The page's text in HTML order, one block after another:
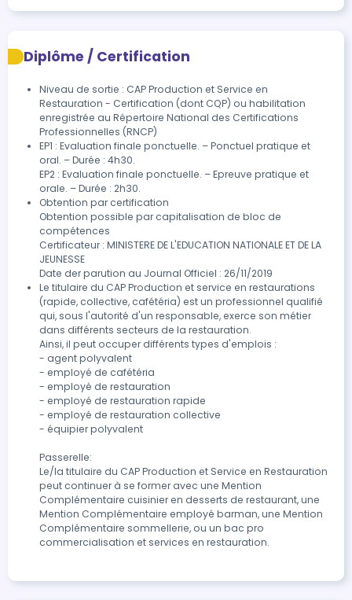
Diplôme / Certification
Niveau de sortie : CAP Production et Service en
Restauration - Certification (dont CQP) ou habilitation
enregistrée au Répertoire National des Certifications
Professionnelles (RNCP)
EP1 : Evaluation finale ponctuelle. – Ponctuel pratique et
oral. – Durée : 4h30.
EP2 : Evaluation finale ponctuelle. – Epreuve pratique et
orale. – Durée : 2h30.
Obtention par certification
Obtention possible par capitalisation de bloc de
compétences
Certificateur : MINISTERE DE L'EDUCATION NATIONALE ET DE LA
JEUNESSE
Date der parution au Journal Officiel : 26/11/2019
Le titulaire du CAP Production et service en restaurations
(rapide, collective, cafétéria) est un professionnel qualifié
qui, sous l'autorité d'un responsable, exerce son métier
dans différents secteurs de la restauration.
Ainsi, il peut occuper différents types d'emplois :
- agent polyvalent
- employé de cafétéria
- employé de restauration
- employé de restauration rapide
- employé de restauration collective
- équipier polyvalent
Passerelle:
Le/la titulaire du CAP Production et Service en Restauration
peut continuer à se former avec une Mention
Complémentaire cuisinier en desserts de restaurant, une
Mention Complémentaire employé barman, une Mention
Complémentaire sommellerie, ou un bac pro
commercialisation et services en restauration.